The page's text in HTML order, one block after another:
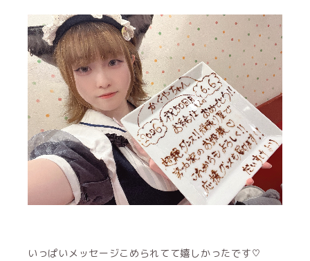
いっぱいメッセージこめられてて嬉しかったです♡